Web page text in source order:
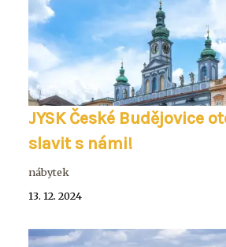
JYSK České Budějovice
slavit s námi!
nábytek
13. 12. 2024